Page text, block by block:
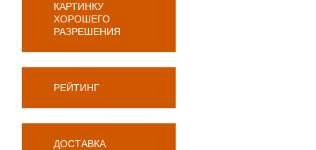
КАРТИНКУ
ХОРОШЕГО
РАЗРЕШЕНИЯ
РЕЙТИНГ
ДОСТАВКА